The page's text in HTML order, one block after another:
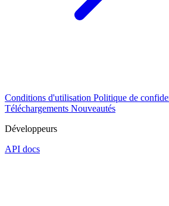
Conditions d'utilisation Politique de
Téléchargements Nouveautés
Développeurs
API docs